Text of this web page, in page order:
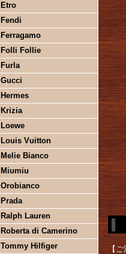
Etro
Fendi
Ferragamo
Folli Follie
Furla
Gucci
Hermes
Krizia
Loewe
Louis Vuitton
Melie Bianco
Miumiu
Orobianco
Prada
Ralph Lauren
Roberta di Camerino
Tommy Hilfiger
【ご